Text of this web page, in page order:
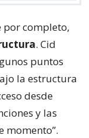
por completo,
. Cid
puntos
la estructura
desde
y las
momento”.